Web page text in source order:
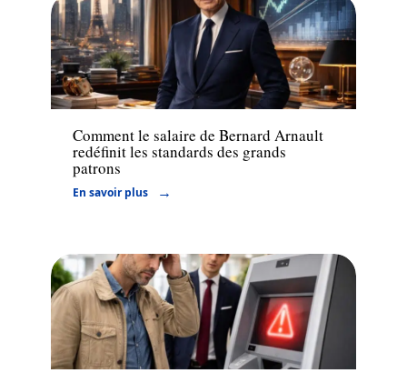
Actu
Comment le salaire de Bernard Arnault
redéfinit les standards des grands
patrons
En savoir plus
Banque